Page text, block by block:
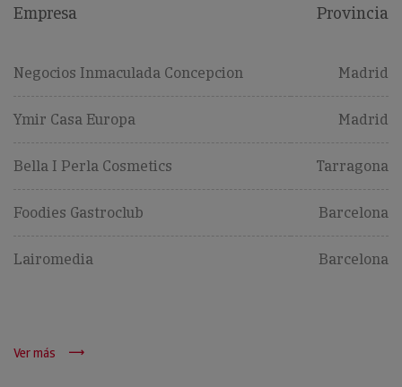
Empresa Provincia
Negocios Inmaculada Concepcion Madrid
Ymir Casa Europa Madrid
Bella I Perla Cosmetics Tarragona
Foodies Gastroclub Barcelona
Lairomedia Barcelona
Ver más